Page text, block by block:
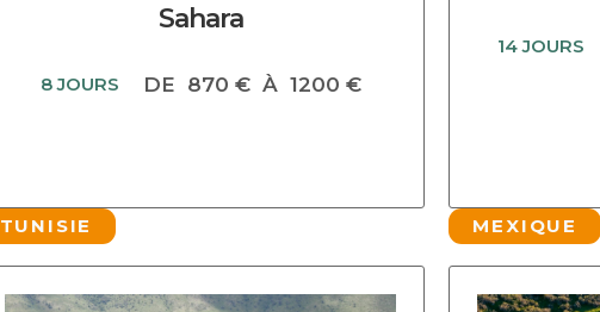
Sahara
8 JOURS DE 870 € À 1200 €
TUNISIE
14 JOURS
MEXIQUE